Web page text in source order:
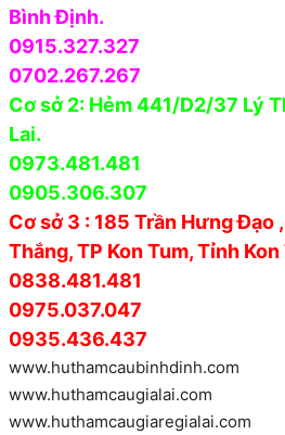
Bình Định.
0915.327.327
0702.267.267
Cơ sở 2: Hẻm 441/D2/37 Lý
Lai.
0973.481.481
0905.306.307
Cơ sở 3 : 185 Trần Hưng Đạo
Thắng, TP Kon Tum, Tỉnh Kon
0838.481.481
0975.037.047
0935.436.437
www.huthamcaubinhdinh.com
www.huthamcaugialai.com
www.huthamcaugiaregialai.com